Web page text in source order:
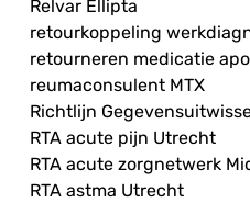
Relvar Ellipta
retourkoppeling
retourneren medicatie
reumaconsulent MTX
Richtlijn
RTA acute pijn Utrecht
RTA acute zorgnetwerk
RTA astma Utrecht